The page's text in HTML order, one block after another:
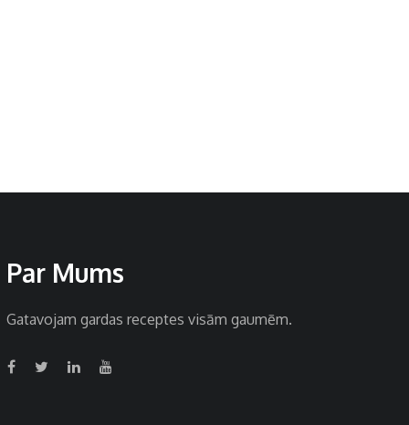
Par Mums
Gatavojam gardas receptes visām gaumēm.